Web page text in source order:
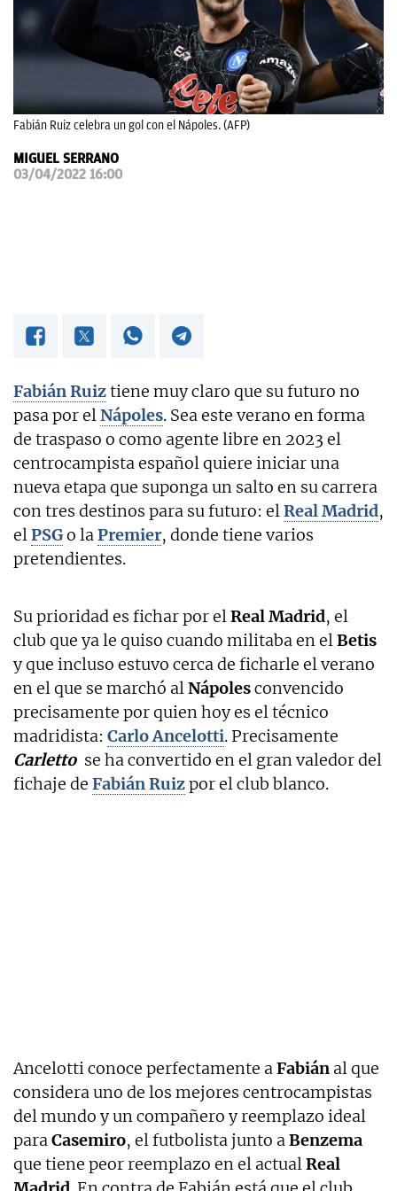
OKDIARIO
Fabián Ruiz celebra un gol con el Nápoles. (AFP)
MIGUEL SERRANO
03/04/2022 16:00
Fabián Ruiztiene muy claro que su futuro no
pasa por elNápoles. Sea este verano en forma
de traspaso o como agente libre en 2023 el
centrocampista español quiere iniciar una
nueva etapa que suponga un salto en su carrera
con tres destinos para su futuro: elReal Madrid,
elPSGo laPremier, donde tiene varios
pretendientes.
Su prioridad es fichar por elReal Madrid, el
club que ya le quiso cuando militaba en elBetis
y que incluso estuvo cerca de ficharle el verano
en el que se marchó alNápolesconvencido
precisamente por quien hoy es el técnico
madridista: Carlo Ancelotti. Precisamente
Carletto se ha convertido en el gran valedor del
fichaje de Fabián Ruizpor el club blanco.
Ancelotti conoce perfectamente aFabián al que
considera uno de los mejores centrocampistas
del mundo y un compañero y reemplazo ideal
paraCasemiro, el futbolista junto aBenzema
que tiene peor reemplazo en el actualReal